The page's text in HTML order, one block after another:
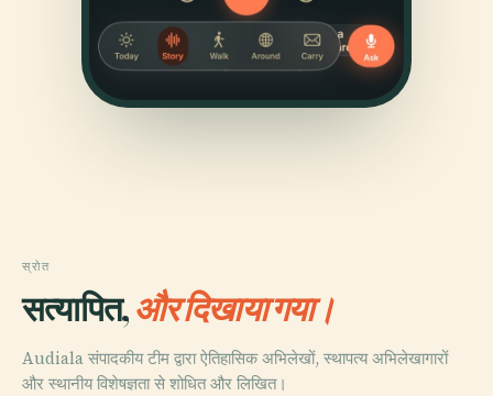
स्रोत
सत्यापित,और दिखाया गया।
Audiala संपादकीय टीम द्वारा ऐतिहासिक अभिलेखों, स्थापत्य अभिलेखागारों
और स्थानीय विशेषज्ञता से शोधित और लिखित।